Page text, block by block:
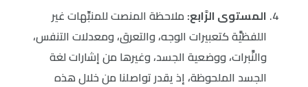
المستوى الرَّابع:ملاحظة المنصت للمنبِّهات غير
اللفظيَّة كتعبيرات الوجه، والتعرق، ومعدلات التنفس،
والنَّبرات، ووضعية الجسد، وغيرها من إشارات لغة
الجسد الملحوظة، إذ يقدر تواصلنا من خلال هذه